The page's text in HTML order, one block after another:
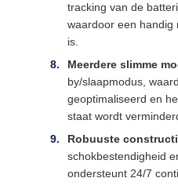
tracking van de
waardoor een handig
is.
Meerdere slimme
by/slaapmodus,
geoptimaliseerd en
staat wordt
Robuuste
schokbestendigheid
ondersteunt 24/7